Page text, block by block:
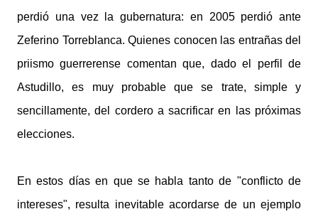
perdió una vez la gubernatura: en 2005 perdió ante
Zeferino Torreblanca. Quienes conocen las entrañas del
priismo guerrerense comentan que, dado el perfil de
Astudillo, es muy probable que se trate, simple y
sencillamente, del cordero a sacrificar en las próximas
elecciones.
En estos días en que se habla tanto de "conflicto de
intereses", resulta inevitable acordarse de un ejemplo